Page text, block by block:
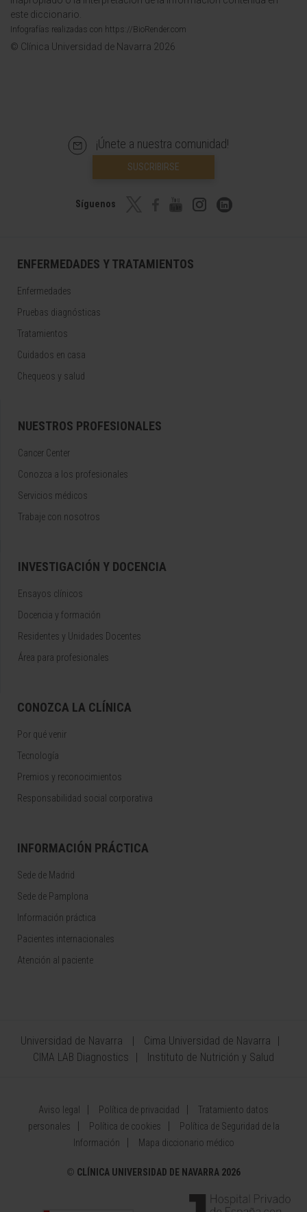
este diccionario.
Infografías realizadas con https://BioRender.com
© Clínica Universidad de Navarra 2026
¡Únete a nuestra comunidad!
SUSCRIBIRSE
Síguenos
ENFERMEDADES Y TRATAMIENTOS
Enfermedades
Pruebas diagnósticas
Tratamientos
Cuidados en casa
Chequeos y salud
NUESTROS PROFESIONALES
Cancer Center
Conozca a los profesionales
Servicios médicos
Trabaje con nosotros
INVESTIGACIÓN Y DOCENCIA
Ensayos clínicos
Docencia y formación
Residentes y Unidades Docentes
Área para profesionales
CONOZCA LA CLÍNICA
Por qué venir
Tecnología
Premios y reconocimientos
Responsabilidad social corporativa
INFORMACIÓN PRÁCTICA
Sede de Madrid
Sede de Pamplona
Información práctica
Pacientes internacionales
Atención al paciente
Universidad de Navarra
Cima Universidad de Navarra
CIMA LAB Diagnostics
Instituto de Nutrición y Salud
Aviso legal Política de privacidad
Tratamiento datos
personales
Política de cookies
Política de Seguridad de la
Información
Mapa diccionario médico
© CLÍNICA UNIVERSIDAD DE NAVARRA 2026